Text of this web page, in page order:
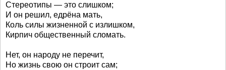
Стереотипы — это слишком;
И он решил, едрёна мать,
Коль силы жизненной с излишком,
Кирпич общественный сломать.
Нет, он народу не перечит,
Но жизнь свою он строит сам;